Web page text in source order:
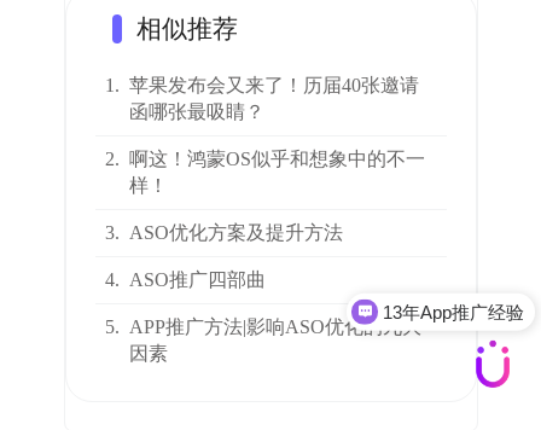
相似推荐
1. 苹果发布会又来了！历届40张邀请
函哪张最吸睛？
2. 啊这！鸿蒙OS似乎和想象中的不一
样！
3. ASO优化方案及提升方法
4. ASO推广四部曲
5. APP推广方法|影响ASO优化的九大
因素
13年App推广经验